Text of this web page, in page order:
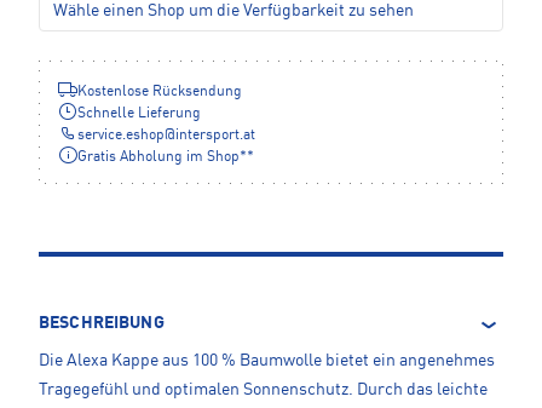
Wähle einen Shop um die Verfügbarkeit zu sehen
Kostenlose Rücksendung
Schnelle Lieferung
service.eshop@intersport.at
Gratis Abholung im Shop**
BESCHREIBUNG
Die Alexa Kappe aus 100 % Baumwolle bietet ein angenehmes
Tragegefühl und optimalen Sonnenschutz. Durch das leichte